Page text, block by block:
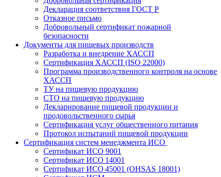
Декларация соответствия ГОСТ Р
Отказное письмо
Добровольный сертификат пожарной
безопасности
Документы для пищевых производств
Разработка и внедрение ХАССП
Сертификация ХАССП (ISO 22000)
Программа производственного контроля на основе
ХАССП
ТУ на пищевую продукцию
СТО на пищевую продукцию
Декларирование пищевой продукции и
продовольственного сырья
Сертификация услуг общественного питания
Протокол испытаний пищевой продукции
Сертификация систем менеджмента ИСО
Сертификат ИСО 9001
Сертификат ИСО 14001
Сертификат ИСО 45001 (OHSAS 18001)